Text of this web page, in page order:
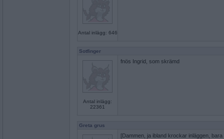
Antal inlägg: 646
Sotfinger
Antal inlägg:
22361
fnös Ingrid, som skrämd
Greta grus
[Dammen, ja ibland krockar inläggen,